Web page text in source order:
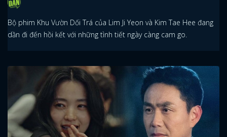
Bộ phim Khu Vườn Dối Trá của Lim Ji Yeon và Kim Tae Hee đang
dần đi đến hồi kết với những tình tiết ngày càng cam go.